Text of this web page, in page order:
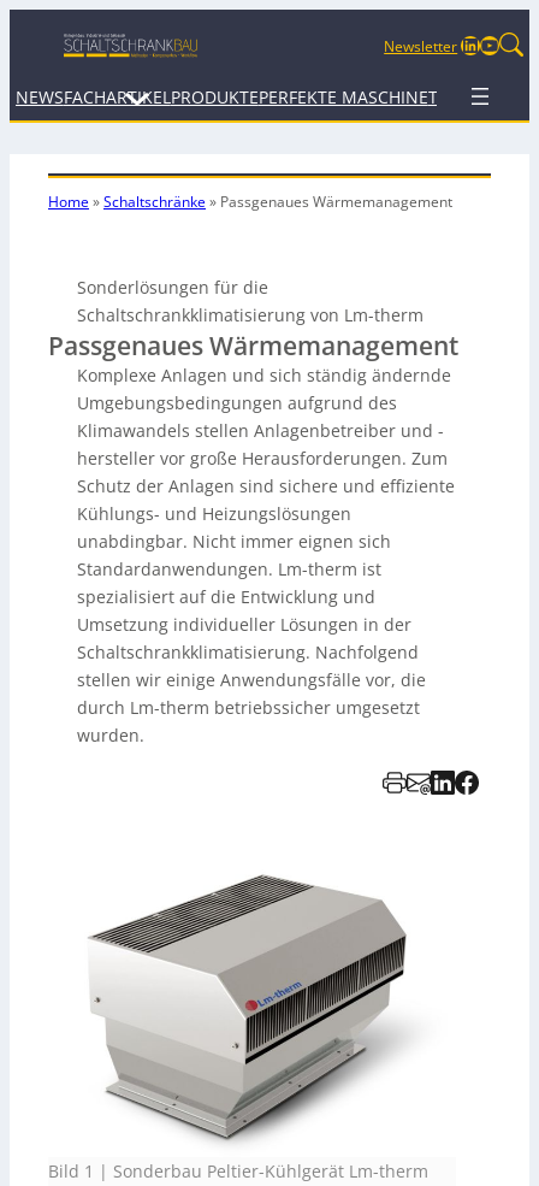
NewsletterLinkedIn
NEWSFACHARTIKEL PRODUKTEPERFEKTE MASCHINETERMINE
Home»Schaltschränke» Passgenaues Wärmemanagement
Sonderlösungen für die
Schaltschrankklimatisierung von Lm-therm
Passgenaues Wärmemanagement
Komplexe Anlagen und sich ständig ändernde
Umgebungsbedingungen aufgrund des
Klimawandels stellen Anlagenbetreiber und -
hersteller vor große Herausforderungen. Zum
Schutz der Anlagen sind sichere und effiziente
Kühlungs- und Heizungslösungen
unabdingbar. Nicht immer eignen sich
Standardanwendungen. Lm-therm ist
spezialisiert auf die Entwicklung und
Umsetzung individueller Lösungen in der
Schaltschrankklimatisierung. Nachfolgend
stellen wir einige Anwendungsfälle vor, die
durch Lm-therm betriebssicher umgesetzt
wurden.
Bild 1 | Sonderbau Peltier-Kühlgerät Lm-therm